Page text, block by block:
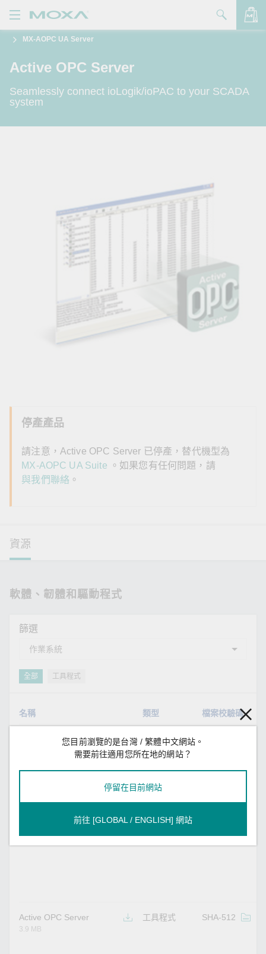
品
決方案
援
買
MX-AOPC UA Server
Active OPC Server
Seamlessly connect ioLogik/ioPAC to your SCADA
system
停產產品
請注意，Active OPC Server 已停產，替代機型為
MX-AOPC UA Suite
。如果您有任何問題，請
與我們聯絡 。
資源
軟體、韌體和驅動程式
篩選
全部 工具程式
名稱 類型 檔案校驗碼
Active OPC Server 工具程式
Active OPC Server Lite 工具程式
Active OPC Server
3.9 MB
工具程式 SHA-512
查看詢價明細
您目前瀏覽的是台灣 / 繁體中文網站。
需要前往適用您所在地的網站？
停留在目前網站
前往 [GLOBAL / ENGLISH] 網站